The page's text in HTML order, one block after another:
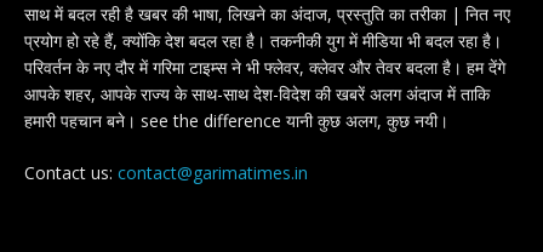
साथ में बदल रही है खबर की भाषा, लिखने का अंदाज, प्रस्तुति का तरीका | नित नए
प्रयोग हो रहे हैं, क्योंकि देश बदल रहा है। तकनीकी युग में मीडिया भी बदल रहा है।
परिवर्तन के नए दौर में गरिमा टाइम्स ने भी फ्लेवर, क्लेवर और तेवर बदला है। हम देंगे
आपके शहर, आपके राज्य के साथ-साथ देश-विदेश की खबरें अलग अंदाज में ताकि
हमारी पहचान बने। see the difference यानी कुछ अलग, कुछ नयी।
Contact us: contact@garimatimes.in